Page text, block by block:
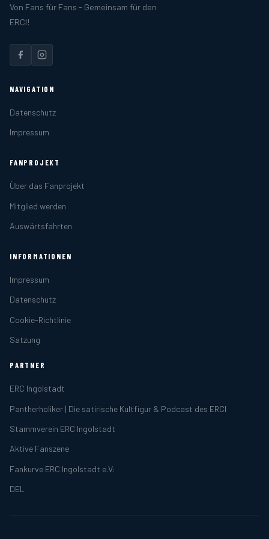
das wird der Verein nicht machen. Käme
Schade! Die Idee hatte irgendwie
Von Fans für Fans - Gemeinsam für den
ERCI!
NAVIGATION
Datenschutz
Impressum
FANPROJEKT
Über das Fanprojekt
Mitglied werden
Auswärtsfahrten
INFORMATIONEN
Impressum
Datenschutz
Cookie-Richtlinie
Satzung
PARTNER
ERC Ingolstadt
Pantherholiker | Die satirische Kultfigur & Podcast des ERCI
Stammverein ERC Ingolstadt
Aktive Fanszene
Fankurve ERC Ingolstadt e.V:
DEL